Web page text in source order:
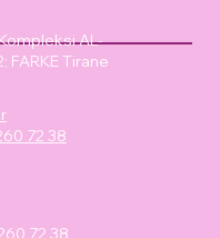
72 38
AL-
FARKE Tirane
72 38